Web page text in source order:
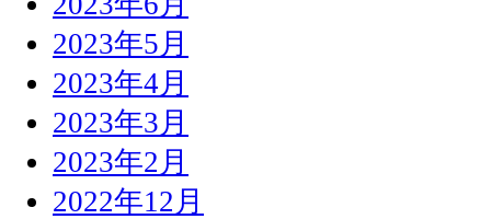
2023年5月
2023年4月
2023年3月
2023年2月
2022年12月